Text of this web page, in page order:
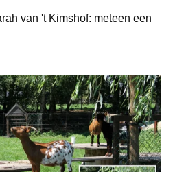
van 't Kimshof: meteen een